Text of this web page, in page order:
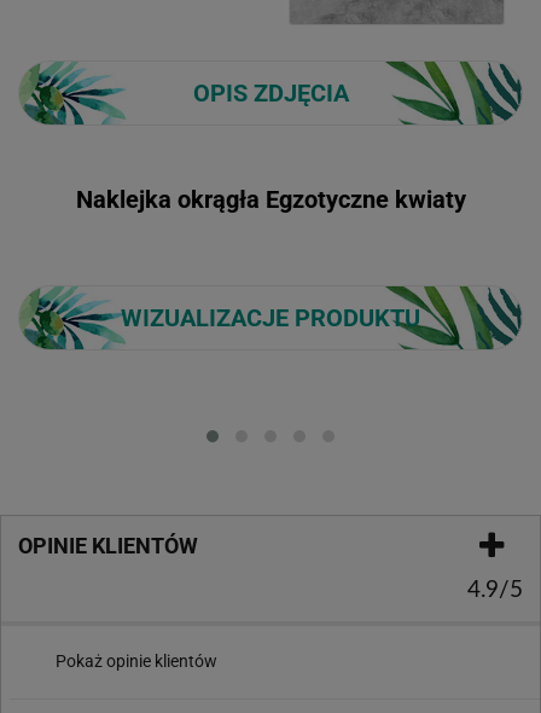
OPIS ZDJĘCIA
Naklejka okrągła Egzotyczne kwiaty
WIZUALIZACJE PRODUKTU
OPINIE KLIENTÓW
4.9/5
Pokaż opinie klientów